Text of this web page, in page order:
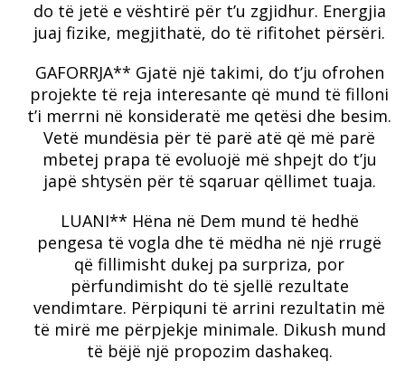
do të jetë e vështirë për t’u zgjidhur. Energjia
juaj fizike, megjithatë, do të rifitohet përsëri.
GAFORRJA** Gjatë një takimi, do t’ju ofrohen
projekte të reja interesante që mund të filloni
t’i merrni në konsideratë me qetësi dhe besim.
Vetë mundësia për të parë atë që më parë
mbetej prapa të evoluojë më shpejt do t’ju
japë shtysën për të sqaruar qëllimet tuaja.
LUANI** Hëna në Dem mund të hedhë
pengesa të vogla dhe të mëdha në një rrugë
që fillimisht dukej pa surpriza, por
përfundimisht do të sjellë rezultate
vendimtare. Përpiquni të arrini rezultatin më
të mirë me përpjekje minimale. Dikush mund
të bëjë një propozim dashakeq.